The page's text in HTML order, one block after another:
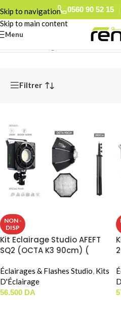
Skip to navigation
Skip to main content
0560 90 52 15
Menu
Filtrer
NON -
DISP
Kit Eclairage Studio AFEFT
SQ2 (OCTA K3 90cm) (
Éclairages & Flashes Studio, Kits
D'Éclairage
56.500 DA